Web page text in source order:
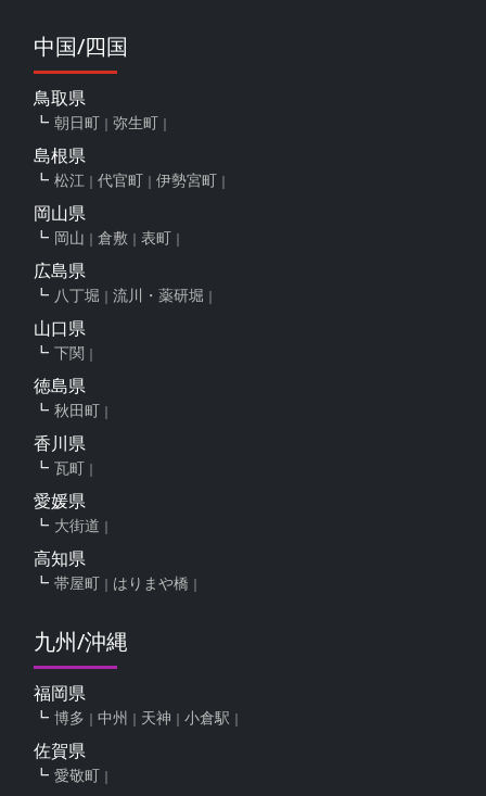
中国/四国
鳥取県
朝日町 弥生町
島根県
松江 代官町 伊勢宮町
岡山県
岡山 倉敷 表町
広島県
八丁堀 流川・薬研堀
山口県
下関
徳島県
秋田町
香川県
瓦町
愛媛県
大街道
高知県
帯屋町 はりまや橋
九州/沖縄
福岡県
博多 中州 天神 小倉駅
佐賀県
愛敬町